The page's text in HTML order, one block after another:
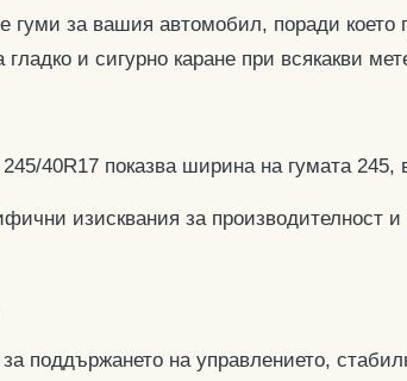
гуми за вашия автомобил, поради
и сигурно каране при всякакви
40R17 показва ширина на гумата
изисквания за производителност
на управлението,